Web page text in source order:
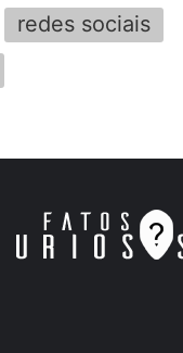
redes sociais